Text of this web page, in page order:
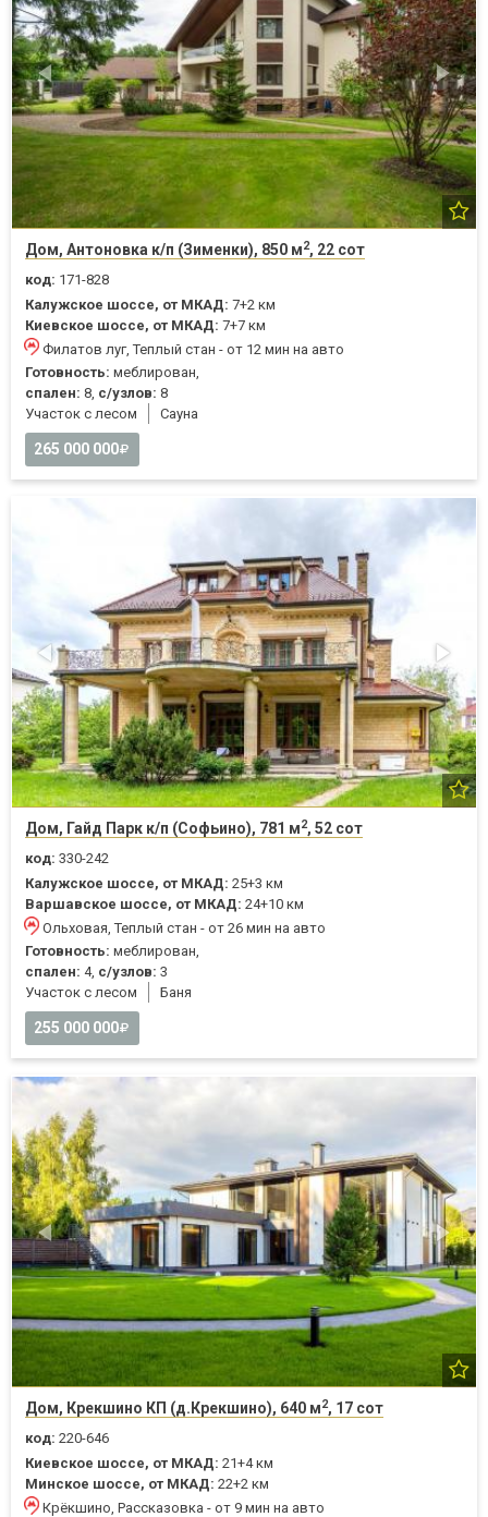
Дом, Антоновка к/п (Зименки), 850 м2, 22 сот
код: 171-828
Калужское шоссе, от МКАД: 7+2 км
Киевское шоссе, от МКАД: 7+7 км
Филатов луг, Теплый стан - от 12 мин на авто
Готовность: меблирован,
спален: 8, с/узлов: 8
Участок с лесом
Cауна
265 000 000
Дом, Гайд Парк к/п (Софьино), 781 м2, 52 сот
код: 330-242
Калужское шоссе, от МКАД: 25+3 км
Варшавское шоссе, от МКАД: 24+10 км
Ольховая, Теплый стан - от 26 мин на авто
Готовность: меблирован,
спален: 4, с/узлов: 3
Участок с лесом
Баня
255 000 000
Дом, Крекшино КП (д.Крекшино), 640 м2, 17 сот
код: 220-646
Киевское шоссе, от МКАД: 21+4 км
Минское шоссе, от МКАД: 22+2 км
Крёкшино, Рассказовка - от 9 мин на авто